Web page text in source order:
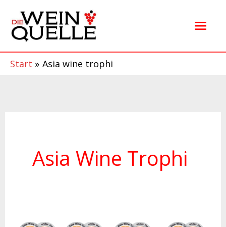
Inhalt
springen
Start Asia wine trophi
Asia Wine Trophi